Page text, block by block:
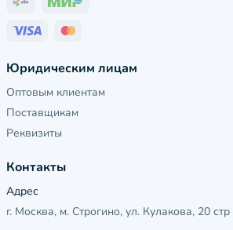
Юридическим лицам
Оптовым клиентам
Поставщикам
Реквизиты
Контакты
Адрес
г. Москва, м. Строгино, ул. Кулакова, 20